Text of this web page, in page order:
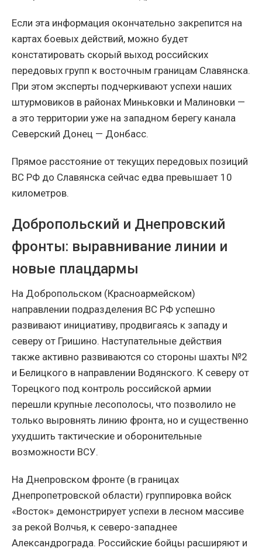
Если эта информация окончательно закрепится на
картах боевых действий, можно будет
констатировать скорый выход российских
передовых групп к восточным границам Славянска.
При этом эксперты подчеркивают успехи наших
штурмовиков в районах Миньковки и Малиновки —
а это территории уже на западном берегу канала
Северский Донец — Донбасс.
Прямое расстояние от текущих передовых позиций
ВС РФ до Славянска сейчас едва превышает 10
километров.
Добропольский и Днепровский
фронты: выравнивание линии и
новые плацдармы
На Добропольском (Красноармейском)
направлении подразделения ВС РФ успешно
развивают инициативу, продвигаясь к западу и
северу от Гришино. Наступательные действия
также активно развиваются со стороны шахты №2
и Белицкого в направлении Водянского. К северу от
Торецкого под контроль российской армии
перешли крупные лесополосы, что позволило не
только выровнять линию фронта, но и существенно
ухудшить тактические и оборонительные
возможности ВСУ.
На Днепровском фронте (в границах
Днепропетровской области) группировка войск
«Восток» демонстрирует успехи в лесном массиве
за рекой Волчья, к северо-западнее
Александрограда. Российские бойцы расширяют и